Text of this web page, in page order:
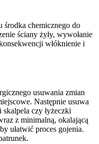
środka chemicznego do
ściany żyły, wywołanie
włóknienie i
usuwania zmian
Następnie usuwa
skalpela czy łyżeczki
z minimalną, okalającą
ułatwić proces gojenia.